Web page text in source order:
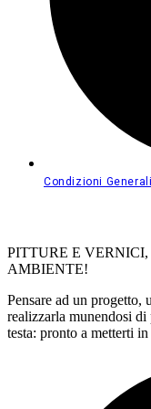
Condizioni
PITTURE E
AMBIENTE!
Pensare ad un progetto,
realizzarla munendosi
testa: pronto a metterti